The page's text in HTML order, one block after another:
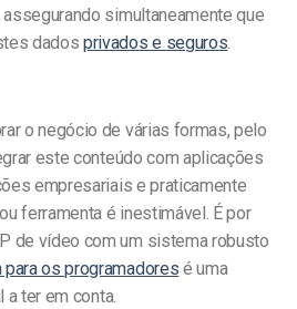
simultaneamente que
dadosprivados e seguros.
o negócio de várias formas, pelo
este conteúdo com aplicações
empresariais e praticamente
ferramenta é inestimável. É por
de vídeo com um sistema robusto
os programadores é uma
a ter em conta.